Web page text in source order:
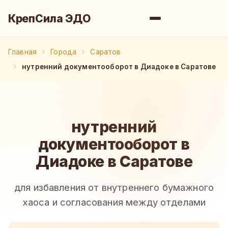
КрепСила ЭДО
Главная Города
Саратов
нутренний документооборот в Диадоке в Саратове
нутренний
документооборот в
Диадоке в Саратове
для избавления от внутреннего бумажного
хаоса и согласования между отделами